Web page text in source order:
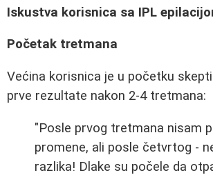
Iskustva korisnica sa IPL
Početak tretmana
Većina korisnica je u početku
prve rezultate nakon 2-4 tretmana:
"Posle prvog tretmana nisam
promene, ali posle četvrtog -
razlika! Dlake su počele da